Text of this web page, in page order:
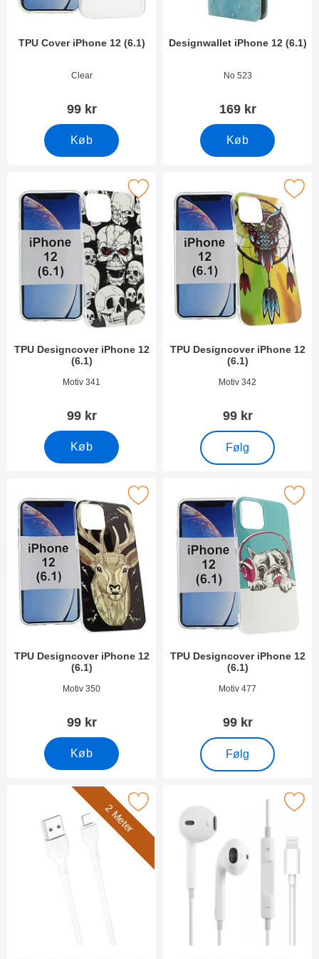
TPU Cover iPhone 12 (6.1)
Varenr 38140Clear
99 kr
Køb
Designwallet iPhone 12 (6.1)
Varenr 38157No 523
169 kr
Køb
TPU Designcover iPhone 12
(6.1)
Varenr 38153Motiv 341
99 kr
Køb
Marker tPU Designcover iPhone 12 (6.1) som favorit
TPU Designcover iPhone 12
(6.1)
Varenr 38152Motiv 342
99 kr
Følg
, TPU Designcover
Marker tPU Designcover
TPU Designcover iPhone 12
(6.1)
Varenr 38148Motiv 350
99 kr
Køb
Marker tPU Designcover iPhone 12 (6.1) som favorit
TPU Designcover iPhone 12
(6.1)
Varenr 38146Motiv 477
99 kr
Følg
, TPU Designcover
Marker tPU Designcover
2 Meter
Marker hoco iOS Opladningskabel 2 Meter som favorit
Marker hoco Headset til